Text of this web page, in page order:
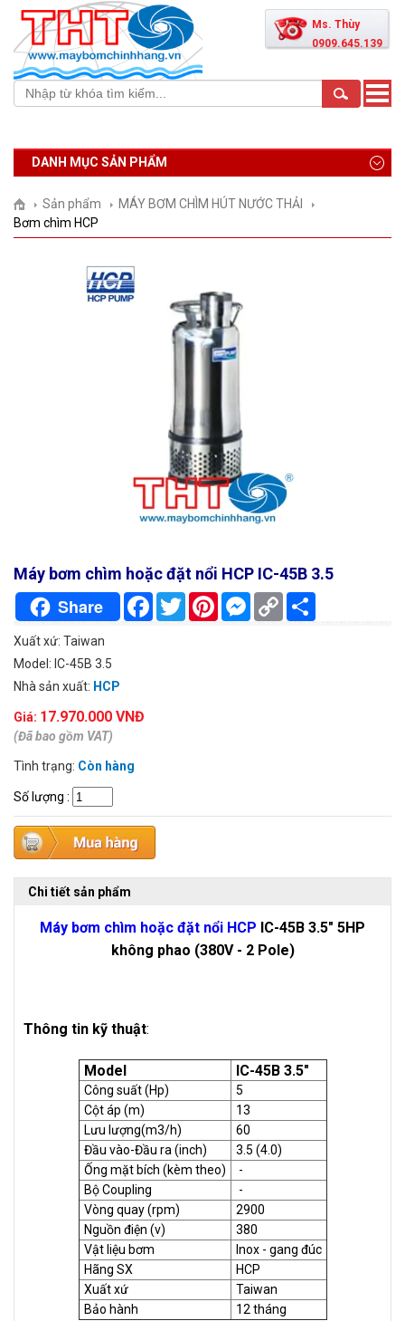
Ms. Thùy
0909.645.139
Toggle
DANH MỤC SẢN PHẨM
Sản phẩm
MÁY BƠM CHÌM HÚT NƯỚC THẢI
Bơm chìm HCP
Máy bơm chìm hoặc đặt nổi HCP IC-45B 3.5
Share FacebookTwitterPinterestMessenger
Copy
Link
Xuất xứ: Taiwan
Model: IC-45B 3.5
Nhà sản xuất: HCP
Giá: 17.970.000 VNĐ
(Đã bao gồm VAT)
Tình trạng: Còn hàng
Số lượng :
Chi tiết sản phẩm
Máy bơm chìm hoặc đặt nổi HCP IC-45B 3.5" 5HP
không phao (380V - 2 Pole)
Thông tin kỹ thuật:
Model IC-45B 3.5"
Công suất (Hp)
5
Cột áp (m)
13
Lưu lượng(m3/h)
60
Đầu vào-Đầu ra (inch)
3.5 (4.0)
Ống mặt bích (kèm theo)
-
Bộ Coupling
-
Vòng quay (rpm)
2900
Nguồn điện (v)
380
Vật liệu bơm
Inox - gang đúc
Hãng SX
HCP
Xuất xứ
Taiwan
Bảo hành
12 tháng